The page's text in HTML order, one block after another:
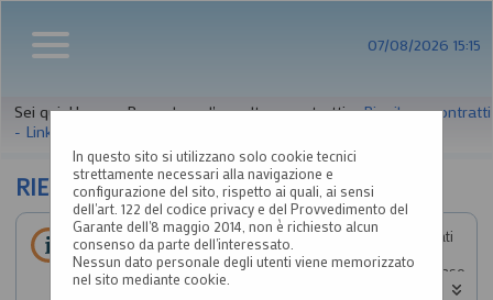
07/08/2026 15:15
Sei qui: Home»Procedure d'appalto e contratti»Riepilogo contratti
- Link BDNCP
In questo sito si utilizzano solo cookie tecnici
strettamente necessari alla navigazione e
configurazione del sito, rispetto ai quali, ai sensi
dell'art. 122 del codice privacy e del Provvedimento del
Garante dell'8 maggio 2014, non è richiesto alcun
consenso da parte dell'interessato.
Nessun dato personale degli utenti viene memorizzato
nel sito mediante cookie.
RIEPILOGO CONTRATTI
Informazioni relative alla trasparenza sugli appalti affidati
secondo il D.Lgs. 36/2023.
Impostare un criterio di ricerca per consultare i dati. In caso
di estrazione di almeno un'occorrenza, è disponibile sul